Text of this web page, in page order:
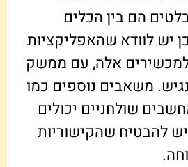
הם בין הכלים
יש לוודא שהאפליקציות
אלה, עם ממשק
משאבים נוספים כמו
שולחניים יכולים
להבטיח שהקישוריות